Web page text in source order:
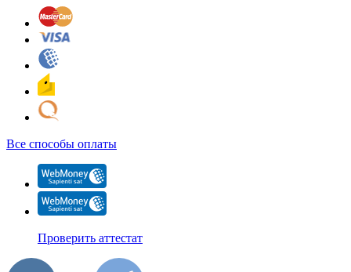
Все способы оплаты
Проверить аттестат